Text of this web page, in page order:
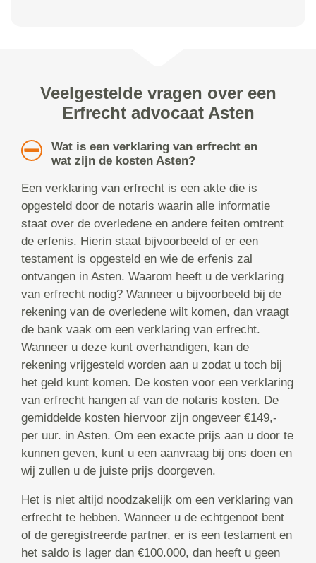
Veelgestelde vragen over een
Erfrecht advocaat Asten
Wat is een verklaring van erfrecht en
wat zijn de kosten Asten?
Een verklaring van erfrecht is een akte die is
opgesteld door de notaris waarin alle informatie
staat over de overledene en andere feiten omtrent
de erfenis. Hierin staat bijvoorbeeld of er een
testament is opgesteld en wie de erfenis zal
ontvangen in Asten. Waarom heeft u de verklaring
van erfrecht nodig? Wanneer u bijvoorbeeld bij de
rekening van de overledene wilt komen, dan vraagt
de bank vaak om een verklaring van erfrecht.
Wanneer u deze kunt overhandigen, kan de
rekening vrijgesteld worden aan u zodat u toch bij
het geld kunt komen. De kosten voor een verklaring
van erfrecht hangen af van de notaris kosten. De
gemiddelde kosten hiervoor zijn ongeveer €149,-
per uur. in Asten. Om een exacte prijs aan u door te
kunnen geven, kunt u een aanvraag bij ons doen en
wij zullen u de juiste prijs doorgeven.
Het is niet altijd noodzakelijk om een verklaring van
erfrecht te hebben. Wanneer u de echtgenoot bent
of de geregistreerde partner, er is een testament en
het saldo is lager dan €100.000, dan heeft u geen